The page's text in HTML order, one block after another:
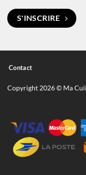
S'INSCRIRE
Contact
Copyright 2026 © Ma